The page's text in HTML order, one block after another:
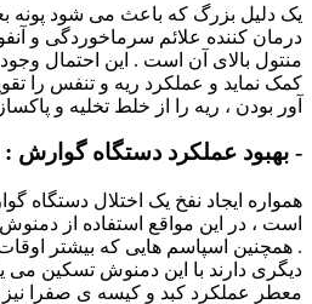
یک دلیل بزرگ که باعث می شود پونه
درمان کننده علائم سرماخوردگی و
منتول بالای آن است . این احتمال
کمک نماید و عملکرد ریه و تنفس را
آور بودن ، ریه را از خلط تخلیه و
- بهبود عملکرد دستگاه گوارش :
همواره ایجاد نفخ یک اختلال دستگاه
است ، در این مواقع استفاده از
. همچنین اسپاسم هایی که بیشتر
دیگری دارند با این دمنوش تسکین می
معطر عملکرد کبد و کیسه ی صفرا نیز